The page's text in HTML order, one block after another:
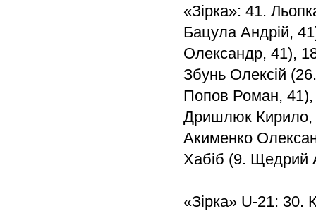
«Зірка»: 41.
Бацула Андрій,
Олександр, 41),
Збунь Олексій
Попов Роман,
Дришлюк Кирило,
Акименко
Хабіб (9. Щедрий
«Зірка» U-21: